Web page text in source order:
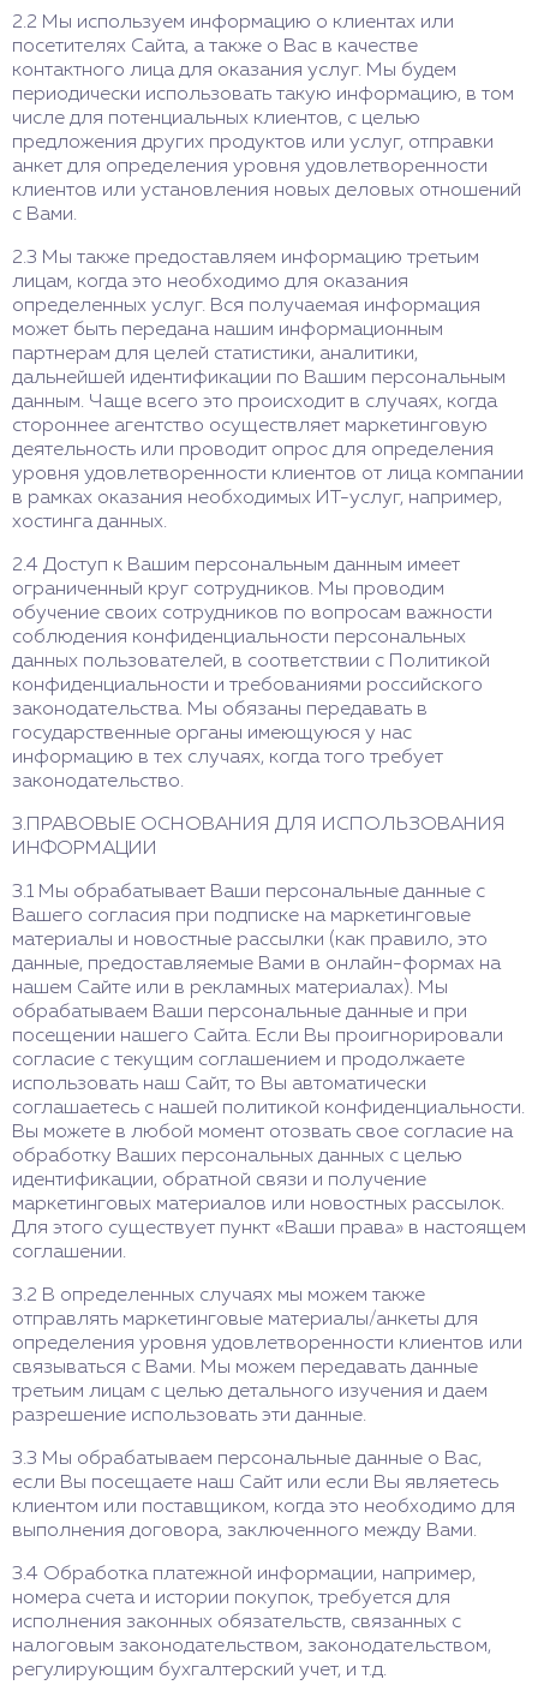
2.2 Мы используем информацию о клиентах или
посетителях Сайта, а также о Вас в качестве
контактного лица для оказания услуг. Мы будем
периодически использовать такую информацию, в том
числе для потенциальных клиентов, с целью
предложения других продуктов или услуг, отправки
анкет для определения уровня удовлетворенности
клиентов или установления новых деловых отношений
с Вами.
2.3 Мы также предоставляем информацию третьим
лицам, когда это необходимо для оказания
определенных услуг. Вся получаемая информация
может быть передана нашим информационным
партнерам для целей статистики, аналитики,
дальнейшей идентификации по Вашим персональным
данным. Чаще всего это происходит в случаях, когда
стороннее агентство осуществляет маркетинговую
деятельность или проводит опрос для определения
уровня удовлетворенности клиентов от лица компании
в рамках оказания необходимых ИТ-услуг, например,
хостинга данных.
2.4 Доступ к Вашим персональным данным имеет
ограниченный круг сотрудников. Мы проводим
обучение своих сотрудников по вопросам важности
соблюдения конфиденциальности персональных
данных пользователей, в соответствии с Политикой
конфиденциальности и требованиями российского
законодательства. Мы обязаны передавать в
государственные органы имеющуюся у нас
информацию в тех случаях, когда того требует
законодательство.
3.ПРАВОВЫЕ ОСНОВАНИЯ ДЛЯ ИСПОЛЬЗОВАНИЯ
ИНФОРМАЦИИ
3.1 Мы обрабатывает Ваши персональные данные с
Вашего согласия при подписке на маркетинговые
материалы и новостные рассылки (как правило, это
данные, предоставляемые Вами в онлайн-формах на
нашем Сайте или в рекламных материалах). Мы
обрабатываем Ваши персональные данные и при
посещении нашего Сайта. Если Вы проигнорировали
согласие с текущим соглашением и продолжаете
использовать наш Сайт, то Вы автоматически
соглашаетесь с нашей политикой конфиденциальности.
Вы можете в любой момент отозвать свое согласие на
обработку Ваших персональных данных с целью
идентификации, обратной связи и получение
маркетинговых материалов или новостных рассылок.
Для этого существует пункт «Ваши права» в настоящем
соглашении.
3.2 В определенных случаях мы можем также
отправлять маркетинговые материалы/анкеты для
определения уровня удовлетворенности клиентов или
связываться с Вами. Мы можем передавать данные
третьим лицам с целью детального изучения и даем
разрешение использовать эти данные.
3.3 Мы обрабатываем персональные данные о Вас,
если Вы посещаете наш Сайт или если Вы являетесь
клиентом или поставщиком, когда это необходимо для
выполнения договора, заключенного между Вами.
3.4 Обработка платежной информации, например,
номера счета и истории покупок, требуется для
исполнения законных обязательств, связанных с
налоговым законодательством, законодательством,
регулирующим бухгалтерский учет, и т.д.